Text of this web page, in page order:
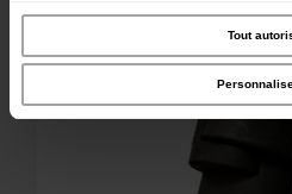
avec nos partenaires de médias sociaux,
combiner celles-ci avec d'autres
qu'ils ont collectées lors de votre utilisation
Tout